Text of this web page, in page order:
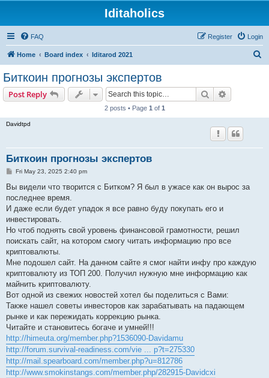
Iditaholics
FAQ Login
Register
Home Board index Iditarod 2021
Биткоин прогнозы экспертов
Post Reply Search
2 posts • Page 1 of 1
Davidtpd
Биткоин прогнозы экспертов
P
s
Fri May 23, 2025 2:40 pm
Вы видели что творится с Битком? Я был в ужасе как он вырос за
последнее время.
И даже если будет упадок я все равно буду покупать его и
инвестировать.
Но чтоб поднять свой уровень финансовой грамотности, решил
поискать сайт, на котором смогу читать информацию про все
криптовалюты.
Мне подошел сайт. На данном сайте я смог найти инфу про каждую
криптовалюту из ТОП 200. Получил нужную мне информацию как
майнить криптовалюту.
Вот одной из свежих новостей хотел бы поделиться с Вами:
Также нашел советы инвесторов как зарабатывать на падающем
рынке и как пережидать коррекцию рынка.
Читайте и становитесь богаче и умней!!!
http://himeuta.org/member.php?1536090-Davidamu
http://forum.survival-readiness.com/vie ... p?t=275330
http://mail.spearboard.com/member.php?u=812786
http://www.smokinstangs.com/member.php/282915-Davidcxi